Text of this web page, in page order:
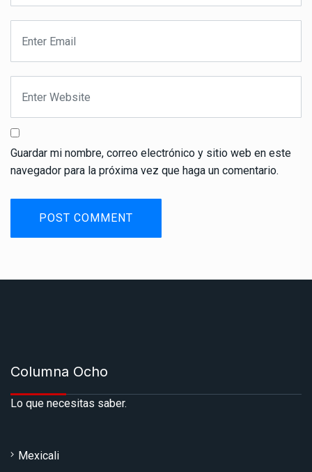
Guardar mi nombre, correo electrónico y sitio web en este
navegador para la próxima vez que haga un comentario.
Columna Ocho
Lo que necesitas saber.
Mexicali